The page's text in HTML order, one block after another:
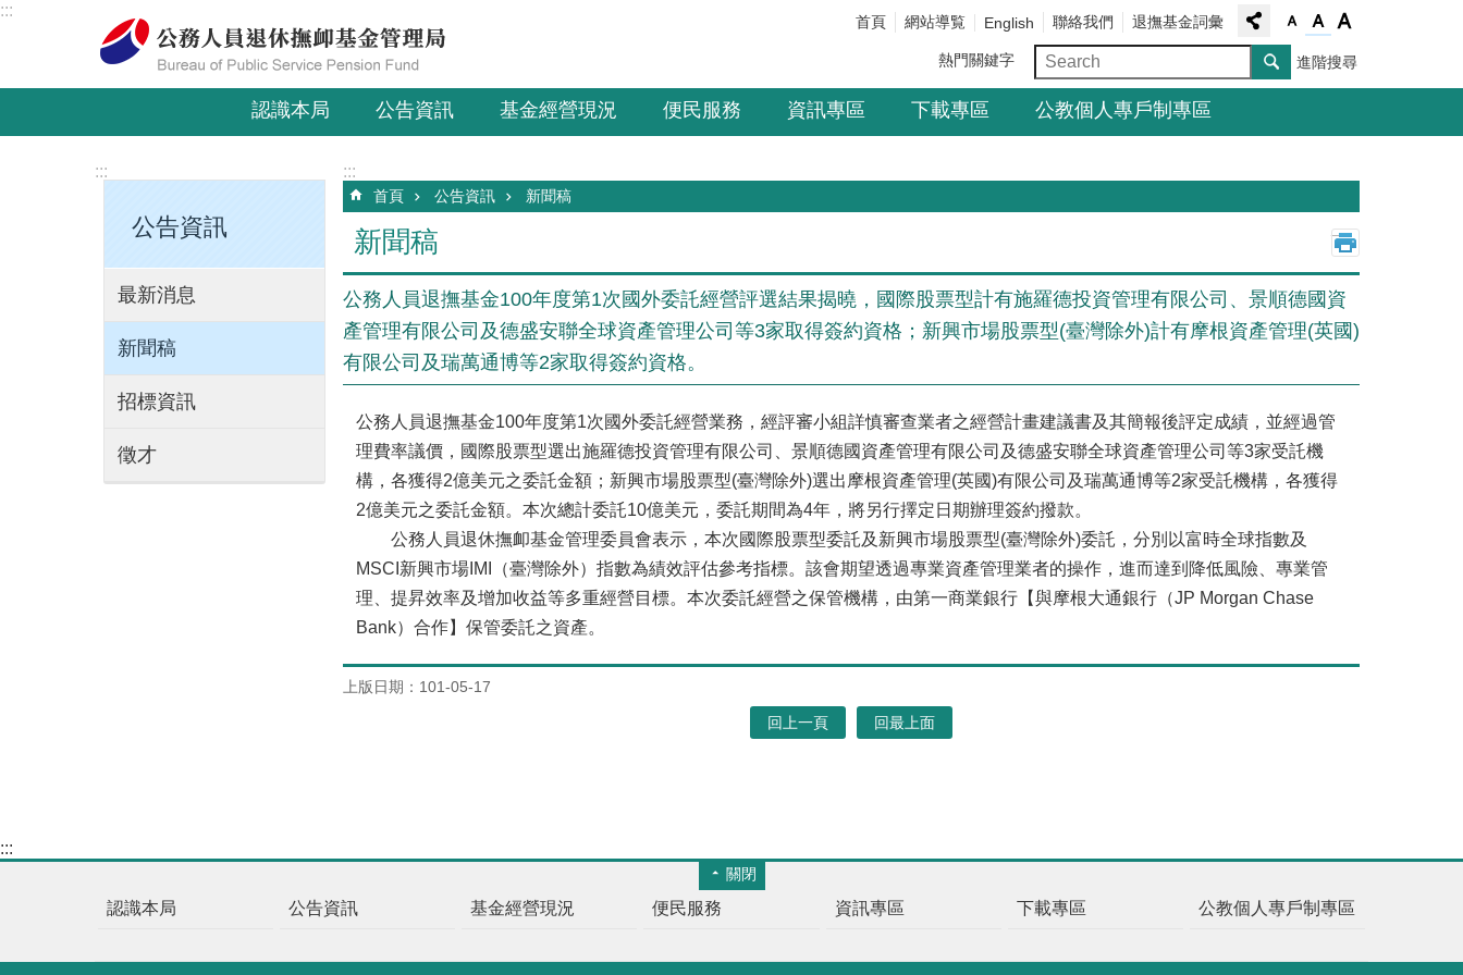
跳到主要內容區塊
:::
首頁 網站導覧 English 聯絡我們 退撫基金詞彙
熱門關鍵字 進階搜尋
認識本局 公告資訊 基金經營現況 便民服務 資訊專區 下載專區 公教個人專戶制專區
:::
公告資訊
最新消息
新聞稿
招標資訊
徵才
:::
首頁 公告資訊 新聞稿
新聞稿 _
公務人員退撫基金100年度第1次國外委託經營評選結果揭曉，國際股票型計有施羅德投資管理有限公司、景順德國資
產管理有限公司及德盛安聯全球資產管理公司等3家取得簽約資格；新興市場股票型(臺灣除外)計有摩根資產管理(英國)
有限公司及瑞萬通博等2家取得簽約資格。
公務人員退撫基金100年度第1次國外委託經營業務，經評審小組詳慎審查業者之經營計畫建議書及其簡報後評定成績，並經過管
理費率議價，國際股票型選出施羅德投資管理有限公司、景順德國資產管理有限公司及德盛安聯全球資產管理公司等3家受託機
構，各獲得2億美元之委託金額；新興市場股票型(臺灣除外)選出摩根資產管理(英國)有限公司及瑞萬通博等2家受託機構，各獲得
2億美元之委託金額。本次總計委託10億美元，委託期間為4年，將另行擇定日期辦理簽約撥款。
公務人員退休撫卹基金管理委員會表示，本次國際股票型委託及新興市場股票型(臺灣除外)委託，分別以富時全球指數及
MSCI新興市場IMI（臺灣除外）指數為績效評估參考指標。該會期望透過專業資產管理業者的操作，進而達到降低風險、專業管
理、提昇效率及增加收益等多重經營目標。本次委託經營之保管機構，由第一商業銀行【與摩根大通銀行（JP Morgan Chase
Bank）合作】保管委託之資產。
上版日期：101-05-17
回上一頁 回最上面
:::
關閉
認識本局 公告資訊 基金經營現況 便民服務 資訊專區 下載專區 公教個人專戶制專區